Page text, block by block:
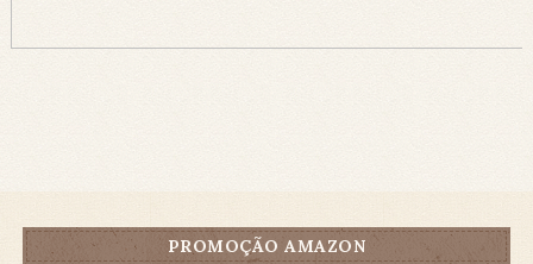
PROMOÇÃO AMAZON